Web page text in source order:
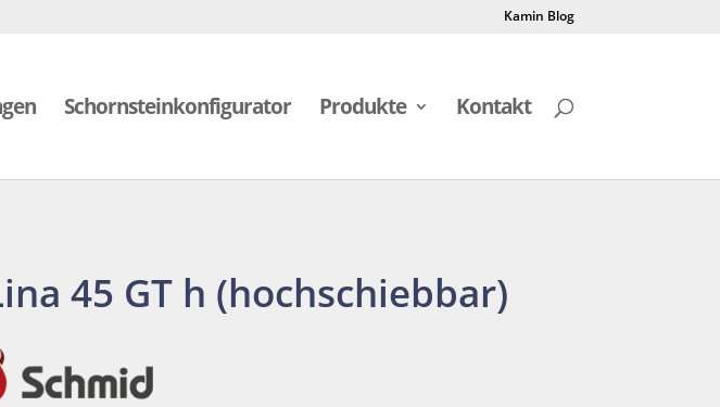
Kamin Blog
Schornsteinkonfigurator Produkte Kontakt
45 GT h (hochschiebbar)